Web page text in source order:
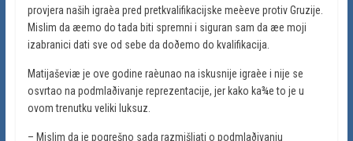
provjera naših igraèa pred pretkvalifikacijske meèeve protiv Gruzije.
Mislim da æemo do tada biti spremni i siguran sam da æe moji
izabranici dati sve od sebe da doðemo do kvalifikacija.
Matijaševiæ je ove godine raèunao na iskusnije igraèe i nije se
osvrtao na podmlaðivanje reprezentacije, jer kako ka¾e to je u
ovom trenutku veliki luksuz.
– Mislim da je pogrešno sada razmišljati o podmlaðivanju